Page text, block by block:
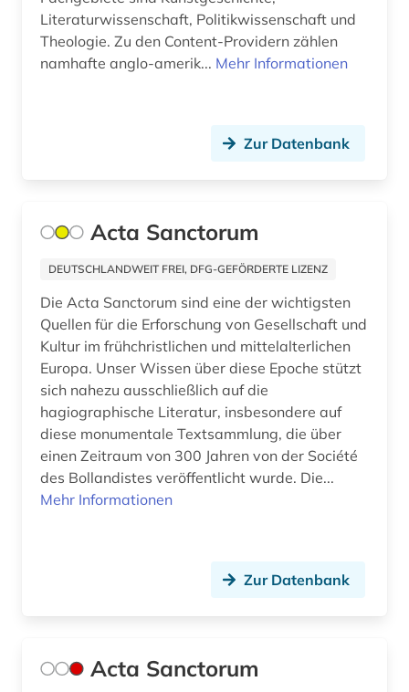
demokratie (1)
dendi (1)
deutsches sprachgebiet (1)
deutschland (1)
deutschsprachig (1)
diaspora (1)
dictionary (1)
digitalisat (2)
digitalisate (1)
Literaturwissenschaft, Politikwissenschaft und
Theologie. Zu den Content-Providern zählen
namhafte anglo-amerik... Mehr Informationen
Zur Datenbank
Acta Sanctorum
DEUTSCHLANDWEIT FREI, DFG-GEFÖRDERTE LIZENZ
Die Acta Sanctorum sind eine der wichtigsten
Quellen für die Erforschung von Gesellschaft und
Kultur im frühchristlichen und mittelalterlichen
Europa. Unser Wissen über diese Epoche stützt
sich nahezu ausschließlich auf die
hagiographische Literatur, insbesondere auf
diese monumentale Textsammlung, die über
einen Zeitraum von 300 Jahren von der Société
des Bollandistes veröffentlicht wurde. Die...
Mehr Informationen
Zur Datenbank
Acta Sanctorum